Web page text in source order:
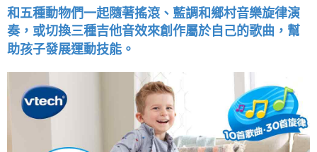
和五種動物們一起隨著搖滾、藍調和鄉村音樂旋律演
奏，或切換三種吉他音效來創作屬於自己的歌曲，幫
助孩子發展運動技能。